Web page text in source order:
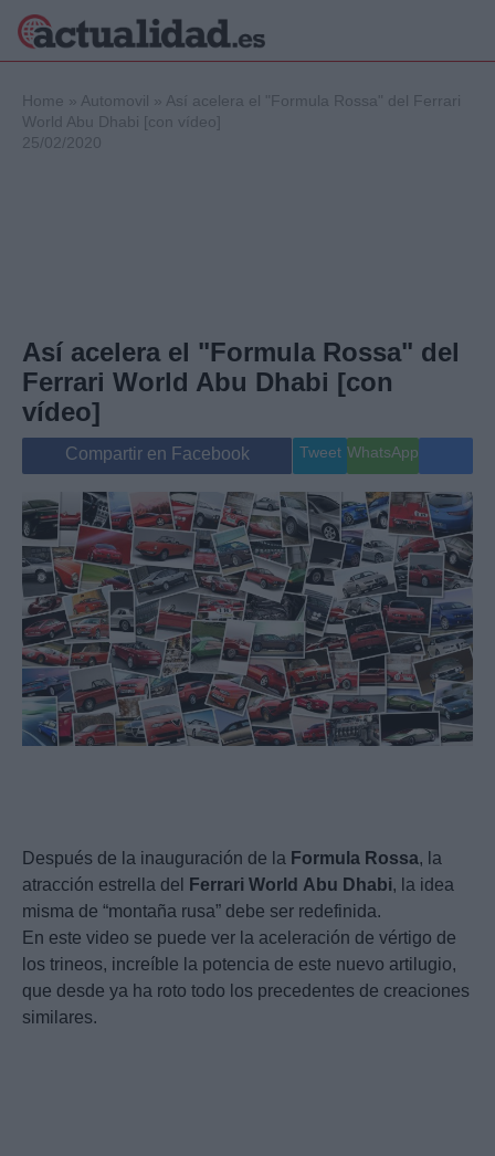
Internacional
Viajes
Gente
Musica
Home » Automovil » Así acelera el "Formula Rossa" del Ferrari
World Abu Dhabi [con vídeo]
25/02/2020
Así acelera el "Formula Rossa" del
Ferrari World Abu Dhabi [con
vídeo]
Compartir en Facebook Tweet WhatsApp
Después de la inauguración de la Formula Rossa, la
atracción estrella del
Ferrari World Abu Dhabi, la idea
misma de “montaña rusa” debe ser redefinida.
En este video se puede ver la aceleración de vértigo de
los trineos, increíble la potencia de este nuevo artilugio,
que desde ya ha roto todo los precedentes de creaciones
similares.